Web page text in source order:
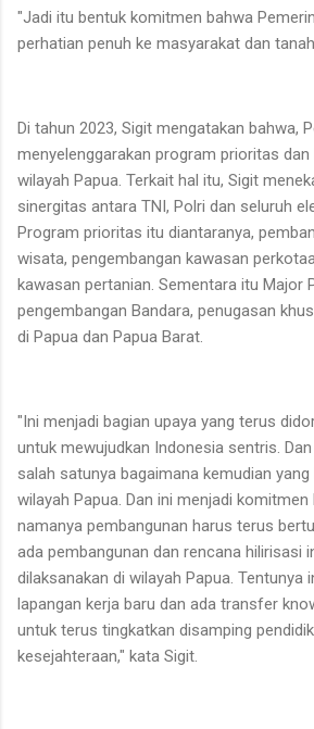
"Jadi itu bentuk komitmen bahwa
perhatian penuh ke masyarakat dan
Di tahun 2023, Sigit mengatakan bahwa,
menyelenggarakan program prioritas
wilayah Papua. Terkait hal itu, Sigit
sinergitas antara TNI, Polri dan seluruh
Program prioritas itu diantaranya,
wisata, pengembangan kawasan
kawasan pertanian. Sementara itu Major
pengembangan Bandara, penugasan
di Papua dan Papua Barat.
"Ini menjadi bagian upaya yang terus
untuk mewujudkan Indonesia sentris.
salah satunya bagaimana kemudian
wilayah Papua. Dan ini menjadi
namanya pembangunan harus terus
ada pembangunan dan rencana hilirisasi
dilaksanakan di wilayah Papua. Tentunya
lapangan kerja baru dan ada transfer
untuk terus tingkatkan disamping
kesejahteraan," kata Sigit.